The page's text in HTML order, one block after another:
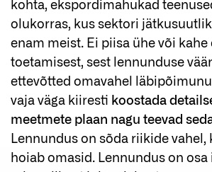
kohta, ekspordimahukad
olukorras, kus sektori
enam meist. Ei piisa ühe või kahe
toetamisest, sest lennunduse
ettevõtted omavahel
vaja väga kiiresti koostada
meetmete plaan nagu teevad
Lennundus on sõda riikide vahel,
hoiab omasid. Lennundus on osa